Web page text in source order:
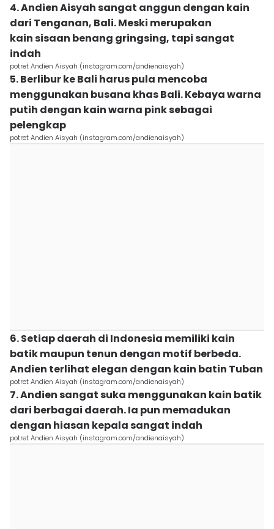
4. Andien Aisyah sangat anggun dengan kain
dari Tenganan, Bali. Meski merupakan
kain sisaan benang gringsing, tapi sangat
indah
potret Andien Aisyah (instagram.com/andienaisyah)
5. Berlibur ke Bali harus pula mencoba
menggunakan busana khas Bali. Kebaya warna
putih dengan kain warna pink sebagai
pelengkap
potret Andien Aisyah (instagram.com/andienaisyah)
6. Setiap daerah di Indonesia memiliki kain
batik maupun tenun dengan motif berbeda.
Andien terlihat elegan dengan kain batin Tuban
potret Andien Aisyah (instagram.com/andienaisyah)
7. Andien sangat suka menggunakan kain batik
dari berbagai daerah. Ia pun memadukan
dengan hiasan kepala sangat indah
potret Andien Aisyah (instagram.com/andienaisyah)